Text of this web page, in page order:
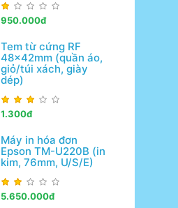
950.000đ
Tem từ cứng RF
48x42mm (quần áo,
giỏ/túi xách, giày
dép)
1.300đ
Máy in hóa đơn
Epson TM-U220B (in
kim, 76mm, U/S/E)
5.650.000đ